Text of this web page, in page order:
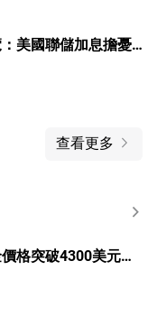
美國聯儲加息擔憂
ADA維持漲幅
查看更多
格突破4300美元，
注伊朗談判